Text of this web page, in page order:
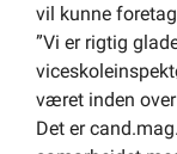
vil kunne
”Vi er rigtig
været inden
Det er